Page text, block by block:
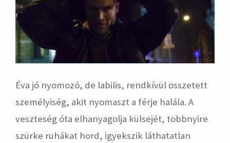
Éva jó nyomozó, de labilis, rendkívül összetett
személyiség, akit nyomaszt a férje halála. A
veszteség óta elhanyagolja külsejét, többnyire
szürke ruhákat hord, igyekszik láthatatlan